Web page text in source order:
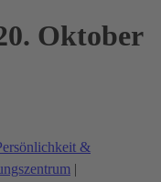
Oktober
&
|